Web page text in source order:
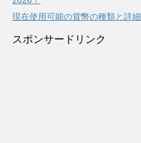
現在使用可能の貨幣の種類と詳細
スポンサードリンク